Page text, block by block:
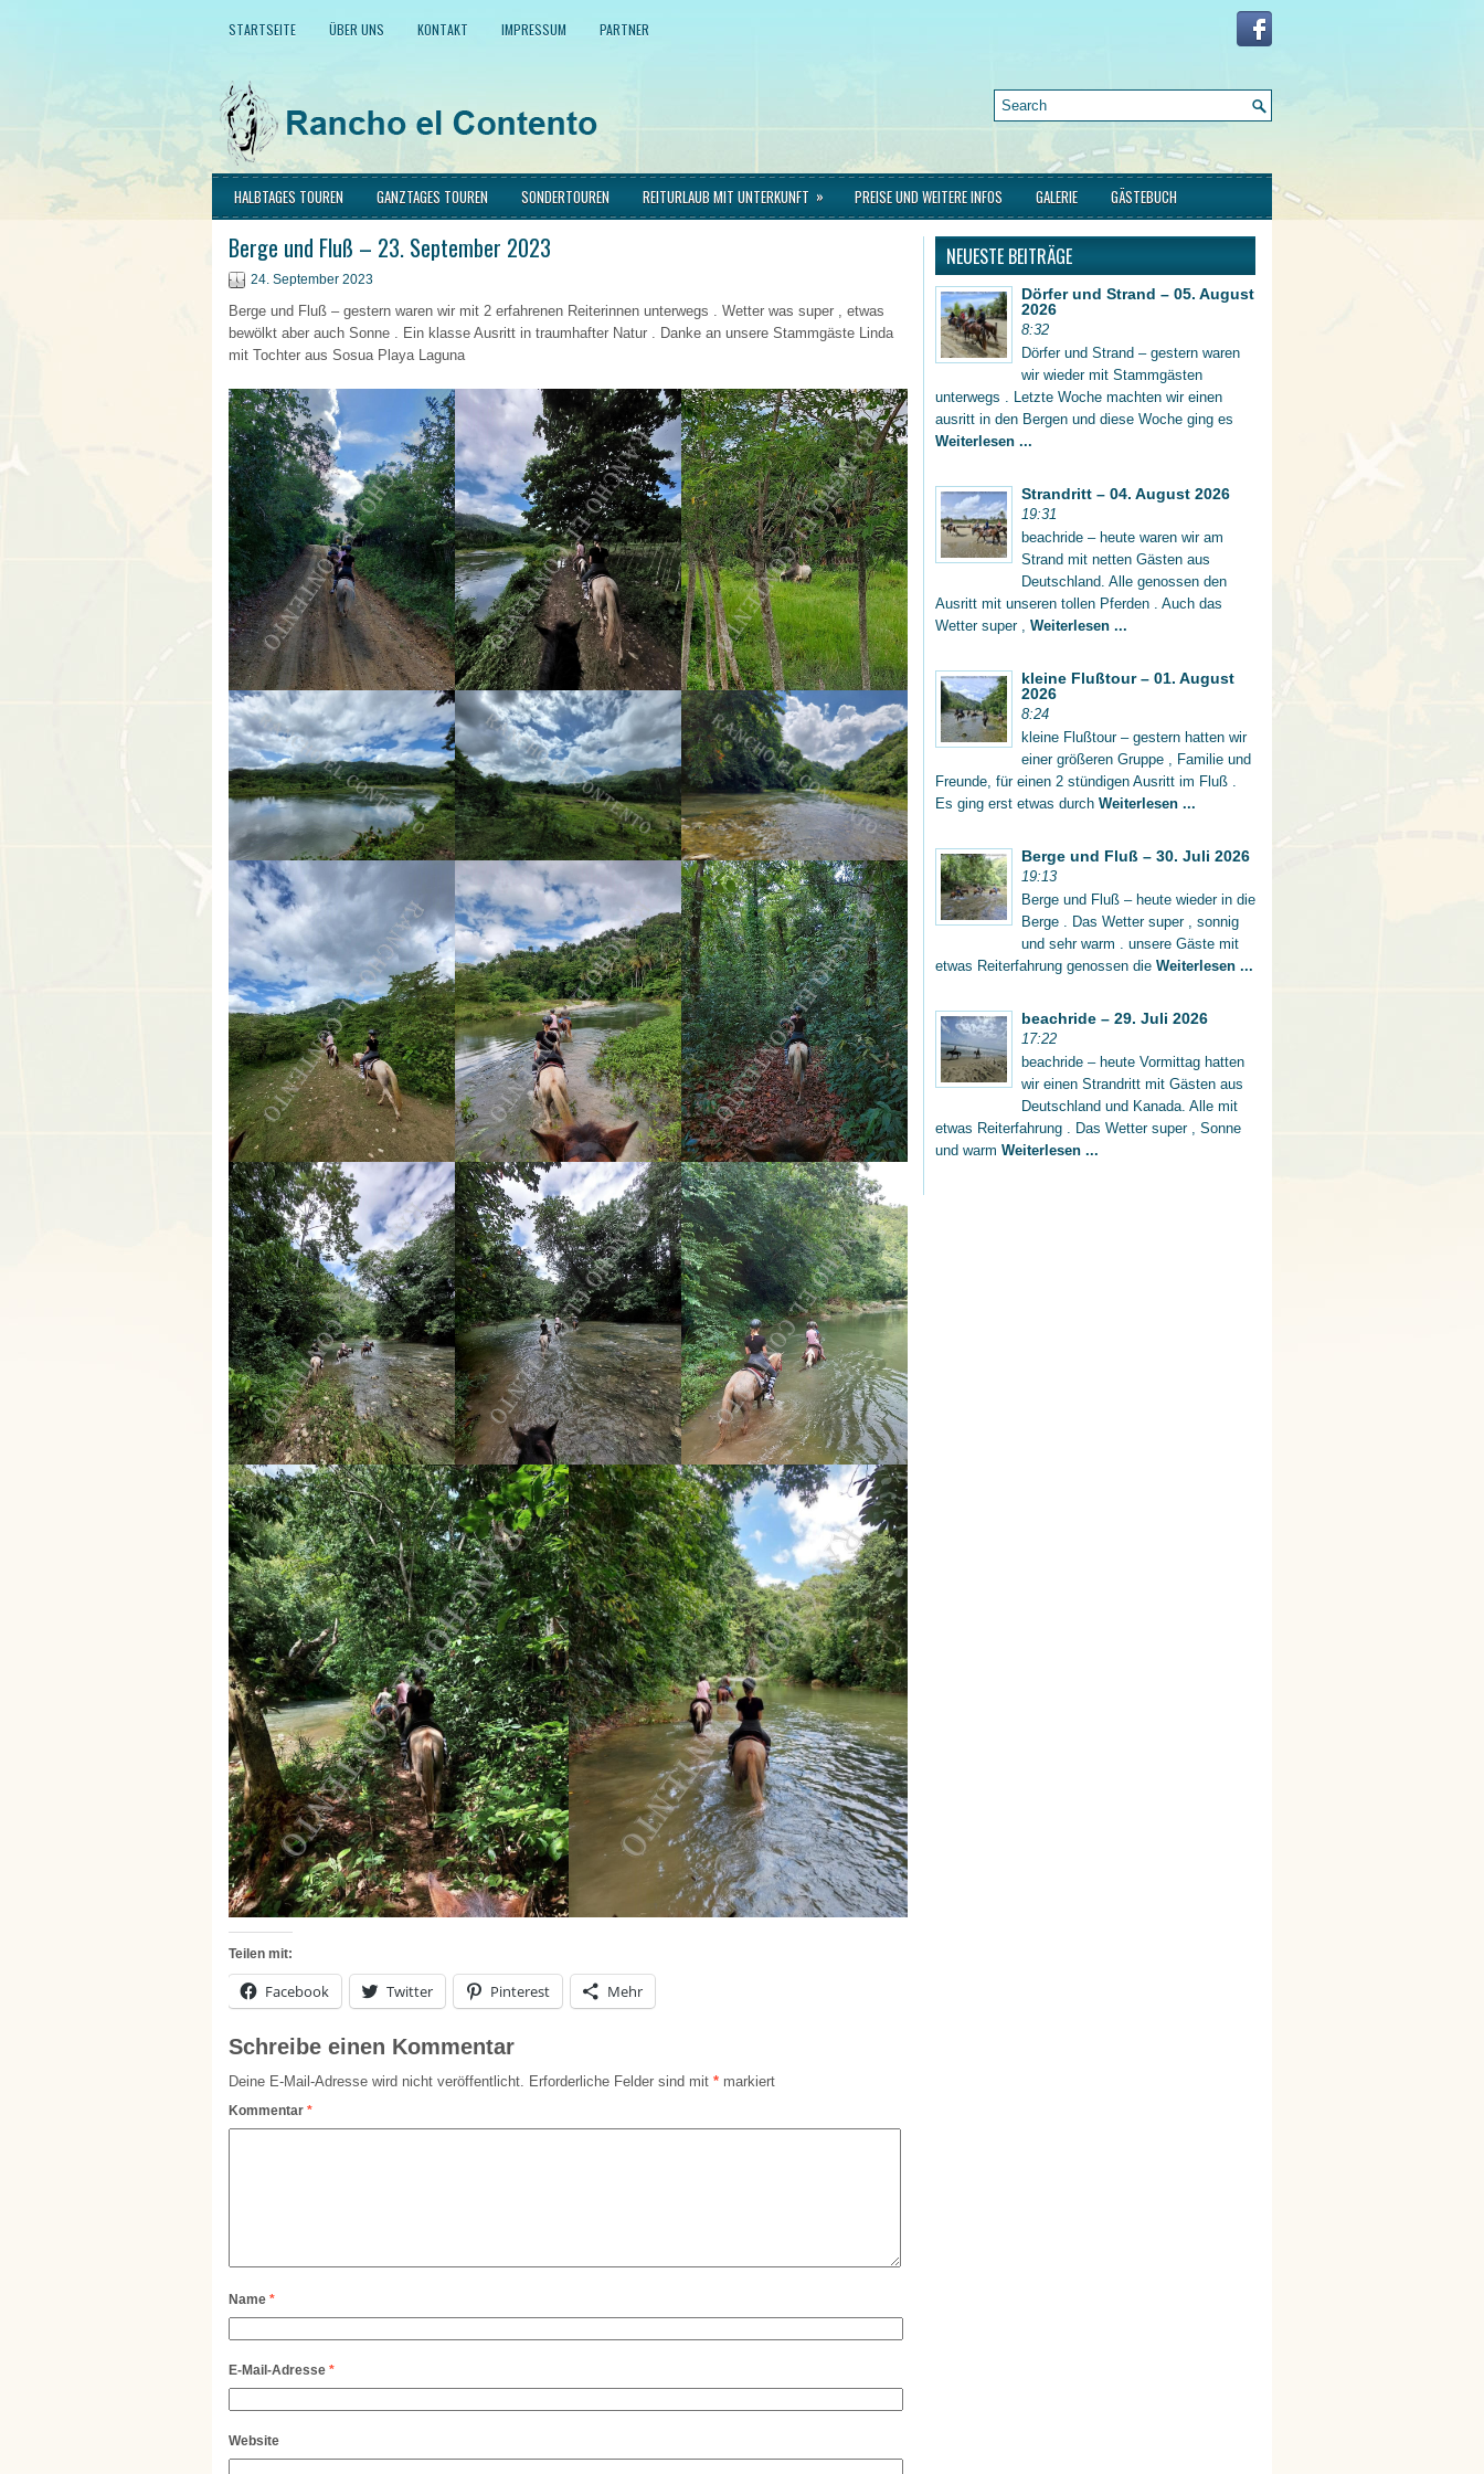
STARTSEITE ÜBER UNS KONTAKT IMPRESSUM PARTNER
HALBTAGES TOUREN GANZTAGES TOUREN SONDERTOUREN REITURLAUB MIT UNTERKUNFT » PREISE UND WEITERE INFOS GALERIE GÄSTEBUCH
Berge und Fluß – 23. September 2023
24. September 2023
Berge und Fluß – gestern waren wir mit 2 erfahrenen Reiterinnen unterwegs . Wetter was super , etwas
bewölkt aber auch Sonne . Ein klasse Ausritt in traumhafter Natur . Danke an unsere Stammgäste Linda
mit Tochter aus Sosua Playa Laguna
Teilen mit:
Facebook Twitter Pinterest Mehr
Schreibe einen Kommentar
Deine E-Mail-Adresse wird nicht veröffentlicht. Erforderliche Felder sind mit * markiert
Kommentar *
Name *
E-Mail-Adresse *
Website
NEUESTE BEITRÄGE
Dörfer und Strand – 05. August
2026
8:32
Dörfer und Strand – gestern waren
wir wieder mit Stammgästen
unterwegs . Letzte Woche machten wir einen
ausritt in den Bergen und diese Woche ging es
Weiterlesen ...
Strandritt – 04. August 2026
19:31
beachride – heute waren wir am
Strand mit netten Gästen aus
Deutschland. Alle genossen den
Ausritt mit unseren tollen Pferden . Auch das
Wetter super , Weiterlesen ...
kleine Flußtour – 01. August
2026
8:24
kleine Flußtour – gestern hatten wir
einer größeren Gruppe , Familie und
Freunde, für einen 2 stündigen Ausritt im Fluß .
Es ging erst etwas durch Weiterlesen ...
Berge und Fluß – 30. Juli 2026
19:13
Berge und Fluß – heute wieder in die
Berge . Das Wetter super , sonnig
und sehr warm . unsere Gäste mit
etwas Reiterfahrung genossen die Weiterlesen ...
beachride – 29. Juli 2026
17:22
beachride – heute Vormittag hatten
wir einen Strandritt mit Gästen aus
Deutschland und Kanada. Alle mit
etwas Reiterfahrung . Das Wetter super , Sonne
und warm Weiterlesen ...